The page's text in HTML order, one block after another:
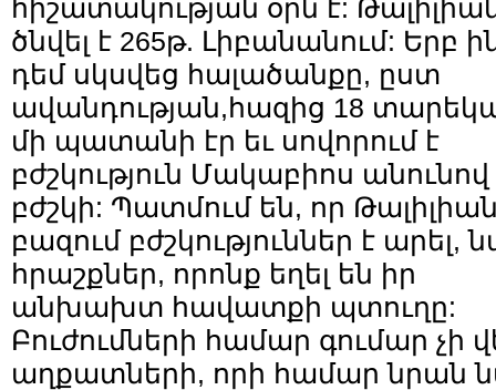
հիշատակության օրն է:
ծնվել է 265թ. Լիբանանում: Երբ
դեմ սկսվեց հալածանքը, ըստ
ավանդության,հազից 18
մի պատանի էր եւ սովորում է
բժշկություն Մակաբիոս անունով
բժշկի: Պատմում են, որ
բազում բժշկություններ է արել,
հրաշքներ, որոնք եղել են իր
անխախտ հավատքի պտուղը:
Բուժումների համար գումար չի
աղքատների, որի համար նրան